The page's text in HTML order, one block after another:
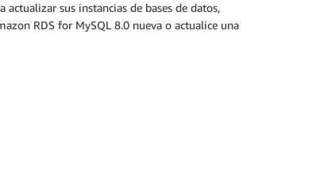
sus instancias de bases de datos,
RDS for MySQL 8.0 nueva o actualice una